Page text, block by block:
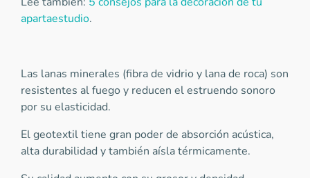
apartaestudio.
Las lanas minerales (fibra de vidrio y lana de roca) son
resistentes al fuego y reducen el estruendo sonoro
por su elasticidad.
El geotextil tiene gran poder de absorción acústica,
alta durabilidad y también aísla térmicamente.